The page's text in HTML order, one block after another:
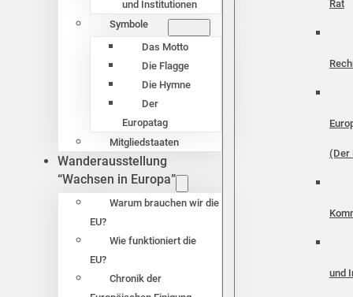
und Institutionen
Symbole
Das Motto
Die Flagge
Die Hymne
Der
Europatag
Mitgliedstaaten
Wanderausstellung
“Wachsen in Europa”
Warum brauchen wir die
EU?
Wie funktioniert die
EU?
Chronik der
Rat
(Der
und